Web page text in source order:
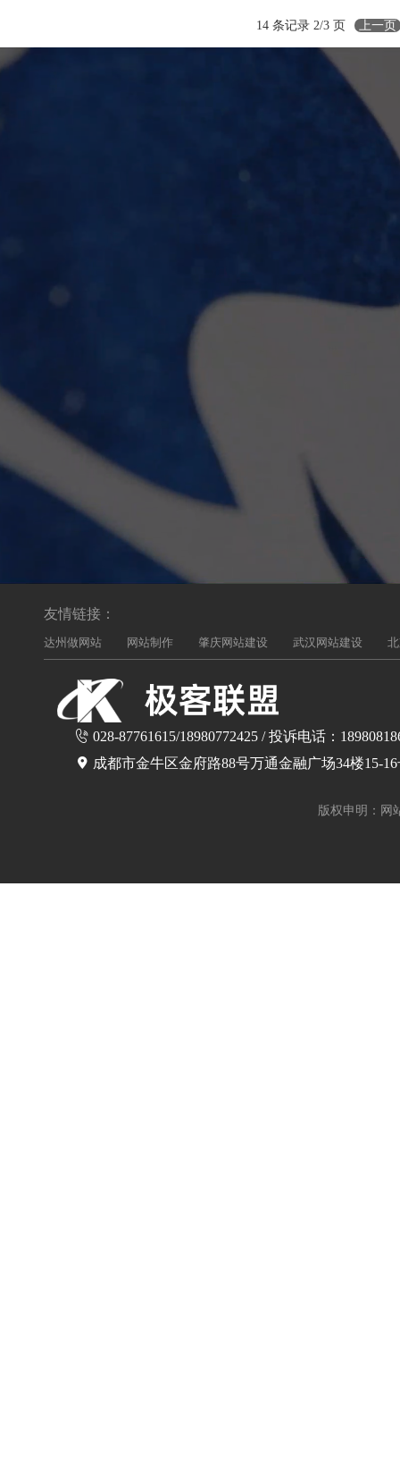
14 条记录 2/3 页 上一页
友情链接：
达州做网站 网站制作 肇庆网站建设 武汉网站建设
028-87761615/18980772425 / 投诉电话：
成都市金牛区金府路88号万通金融广场34楼15-
版权申明：网